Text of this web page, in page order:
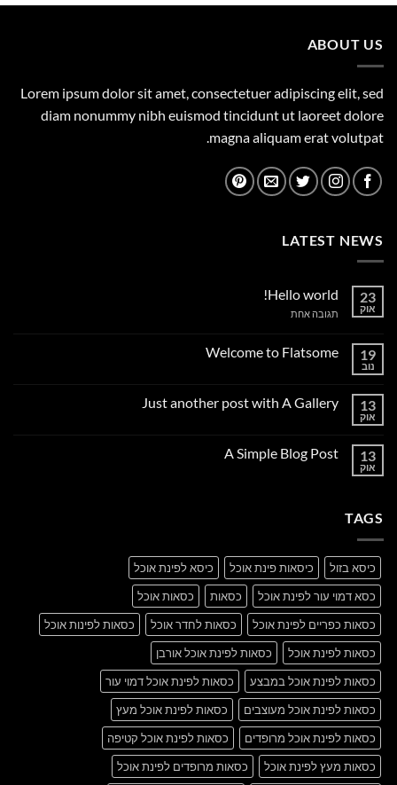
450.00 ₪.
359.00 ₪.
ABOUT US
Lorem ipsum dolor sit amet, consectetuer adipiscing elit, sed
diam nonummy nibh euismod tincidunt ut laoreet dolore
magna aliquam erat volutpat.
LATEST NEWS
23
אוק
Hello world!
תגובה אחתעל
19
נוב
Welcome to Flatsome
Welcome
13
אוק
Just another post with A Gallery
Just
13
אוק
A Simple Blog Post
TAGS
כיסא בזול כיסאות פינת אוכל
כיסא לפינת אוכל
כסא דמוי עור לפינת אוכל
כסאות
כסאות אוכל
כסאות כפריים לפינת אוכל
כסאות לחדר אוכל
כסאות לפינות אוכל
כסאות לפינת אוכל
כסאות לפינת אוכל אורבן
כסאות לפינת אוכל במבצע
כסאות לפינת אוכל דמוי עור
כסאות לפינת אוכל מעוצבים
כסאות לפינת אוכל מעץ
כסאות לפינת אוכל מרופדים
כסאות לפינת אוכל קטיפה
כסאות מעץ לפינת אוכל
כסאות מרופדים לפינת אוכל